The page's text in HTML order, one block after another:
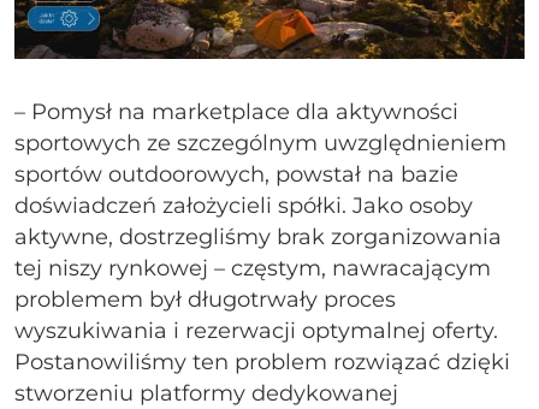
– Pomysł na marketplace dla aktywności
sportowych ze szczególnym uwzględnieniem
sportów outdoorowych, powstał na bazie
doświadczeń założycieli spółki. Jako osoby
aktywne, dostrzegliśmy brak zorganizowania
tej niszy rynkowej – częstym, nawracającym
problemem był długotrwały proces
wyszukiwania i rezerwacji optymalnej oferty.
Postanowiliśmy ten problem rozwiązać dzięki
stworzeniu platformy dedykowanej